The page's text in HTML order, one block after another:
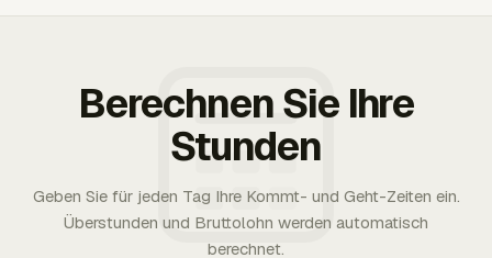
Berechnen Sie Ihre
Stunden
Geben Sie für jeden Tag Ihre Kommt- und Geht-Zeiten ein.
Überstunden und Bruttolohn werden automatisch
berechnet.